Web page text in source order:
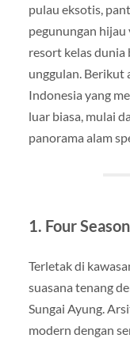
pulau eksotis,
pegunungan hijau
resort kelas dunia
unggulan. Berikut
Indonesia yang
luar biasa, mulai
panorama alam
1. Four
Terletak di
suasana tenang
Sungai Ayung.
modern dengan